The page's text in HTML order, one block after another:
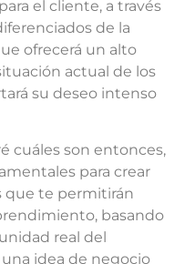
el cliente, a través
de la
ofrecerá un alto
actual de los
su deseo intenso
cuáles son entonces,
para crear
que te permitirán
basando
real del
idea de negocio